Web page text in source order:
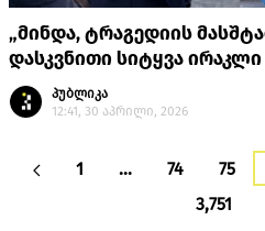
„მინდა, ტრაგედიის
დასკვნითი სიტყვა ირაკლი
პუბლიკა
12:41, 30 აპრილი, 2026
1 … 74 75
3,751